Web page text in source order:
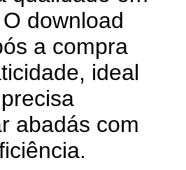
download
a compra
ideal
abadás com